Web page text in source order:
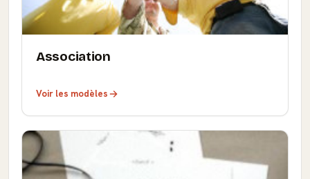
Association
Voir les modèles